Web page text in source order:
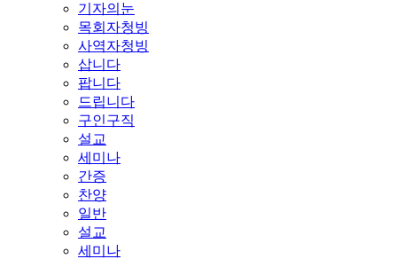
기자의눈
목회자청빙
사역자청빙
삽니다
팝니다
드립니다
구인구직
설교
세미나
간증
찬양
일반
설교
세미나